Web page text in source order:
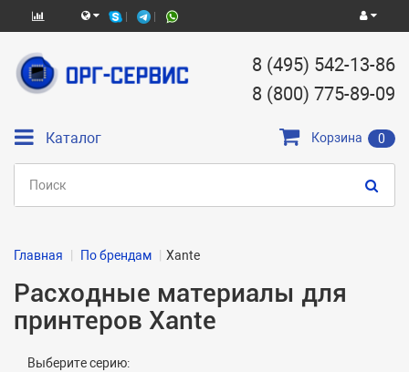
8 (495) 542-13-86
8 (800) 775-89-09
Каталог Корзина 0
Главная По брендам Xante
Расходные материалы для
принтеров Xante
Выберите серию: